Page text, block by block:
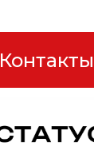
Контакты